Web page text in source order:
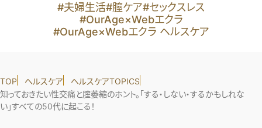
#夫婦生活#膣ケア#セックスレス
#OurAge×Webエクラ
#OurAge×Webエクラ ヘルスケア
TOP ヘルスケア
ヘルスケアTOPICS
知っておきたい性交痛と腟萎縮のホント。「する・しない・するかもしれな
い」すべての50代に起こる！